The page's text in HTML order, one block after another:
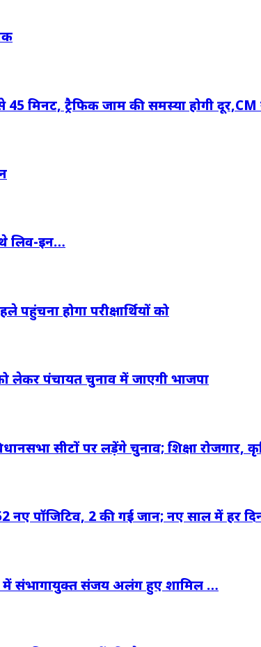
मिनट, ट्रैफिक जाम की समस्या होगी दूर,CM
लिव-इन…
पहुंचना होगा परीक्षार्थियों को
लेकर पंचायत चुनाव में जाएगी भाजपा
सीटों पर लड़ेंगे चुनाव; शिक्षा
नए पॉजिटिव, 2 की गई जान; नए साल में हर
में संभागायुक्त संजय अलंग हुए शामिल …